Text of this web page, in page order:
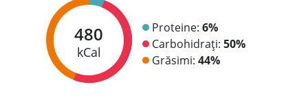
480
kCal
Proteine: 6%
Carbohidrați: 50%
Grăsimi: 44%